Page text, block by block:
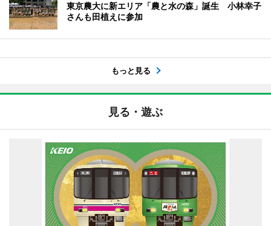
東京農大に新エリア「農と水の森」誕生 小林幸子
さんも田植えに参加
もっと見る
見る・遊ぶ